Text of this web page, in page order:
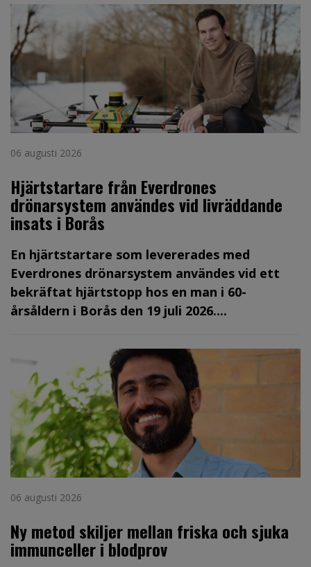
06 augusti 2026
Hjärtstartare från Everdrones
drönarsystem användes vid livräddande
insats i Borås
En hjärtstartare som levererades med
Everdrones drönarsystem användes vid ett
bekräftat hjärtstopp hos en man i 60-
årsåldern i Borås den 19 juli 2026....
06 augusti 2026
Ny metod skiljer mellan friska och sjuka
immunceller i blodprov